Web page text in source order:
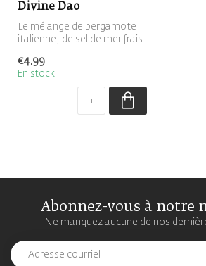
Divine Dao
Le mélange de bergamote
italienne, de sel de mer frais
€4,99
En stock
Abonnez-vous à notre
Ne manquez aucune de nos